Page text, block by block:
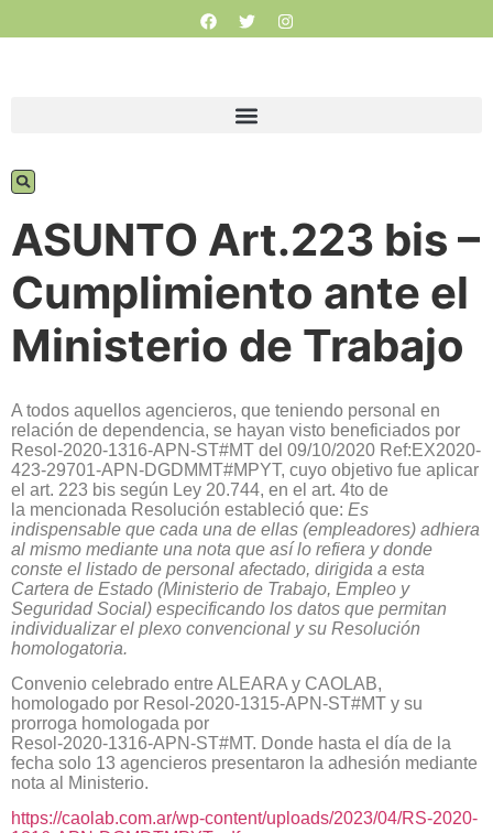
ASUNTO Art.223 bis –
Cumplimiento ante el
Ministerio de Trabajo
A todos aquellos agencieros, que teniendo personal en
relación de dependencia, se hayan visto beneficiados por
Resol-2020-1316-APN-ST#MT del 09/10/2020 Ref:EX2020-
423-29701-APN-DGDMMT#MPYT, cuyo objetivo fue aplicar
el art. 223 bis según Ley 20.744, en el art. 4to de
la mencionada Resolución estableció que: Es
indispensable que cada una de ellas (empleadores) adhiera
al mismo mediante una nota que así lo refiera y donde
conste el listado de personal afectado, dirigida a esta
Cartera de Estado (Ministerio de Trabajo, Empleo y
Seguridad Social) especificando los datos que permitan
individualizar el plexo convencional y su Resolución
homologatoria.
Convenio celebrado entre ALEARA y CAOLAB,
homologado por Resol-2020-1315-APN-ST#MT y su
prorroga homologada por
Resol-2020-1316-APN-ST#MT. Donde hasta el día de la
fecha solo 13 agencieros presentaron la adhesión mediante
nota al Ministerio.
https://caolab.com.ar/wp-content/uploads/2023/04/RS-2020-